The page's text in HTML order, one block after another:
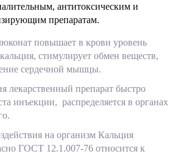
антитоксическим и
препаратам.
повышает в крови уровень
стимулирует обмен веществ,
сердечной мышцы.
лекарственный препарат быстро
инъекции, распределяется в органах
на организм Кальция
ГОСТ 12.1.007-76 относится к